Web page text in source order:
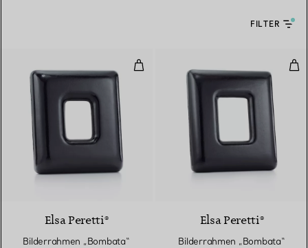
FILTER
Bilderrahmen „Bombata“
Elsa Peretti®
Bilderrahmen „Bombata“
Elsa Peretti®
Bilderrahmen „Bombata“